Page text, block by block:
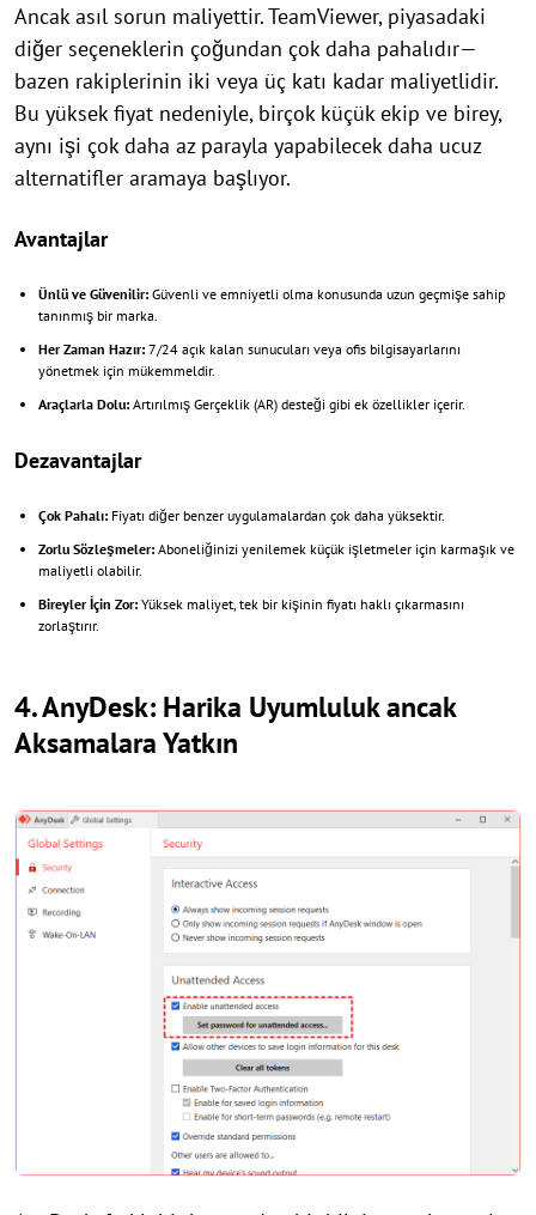
Ancak asıl sorun maliyettir. TeamViewer, piyasadaki
diğer seçeneklerin çoğundan çok daha pahalıdır—
bazen rakiplerinin iki veya üç katı kadar maliyetlidir.
Bu yüksek fiyat nedeniyle, birçok küçük ekip ve birey,
aynı işi çok daha az parayla yapabilecek daha ucuz
alternatifler aramaya başlıyor.
Avantajlar
Ünlü ve Güvenilir: Güvenli ve emniyetli olma konusunda uzun geçmişe sahip
tanınmış bir marka.
Her Zaman Hazır: 7/24 açık kalan sunucuları veya ofis bilgisayarlarını
yönetmek için mükemmeldir.
Araçlarla Dolu: Artırılmış Gerçeklik (AR) desteği gibi ek özellikler içerir.
Dezavantajlar
Çok Pahalı: Fiyatı diğer benzer uygulamalardan çok daha yüksektir.
Zorlu Sözleşmeler: Aboneliğinizi yenilemek küçük işletmeler için karmaşık ve
maliyetli olabilir.
Bireyler İçin Zor: Yüksek maliyet, tek bir kişinin fiyatı haklı çıkarmasını
zorlaştırır.
4. AnyDesk: Harika Uyumluluk ancak
Aksamalara Yatkın